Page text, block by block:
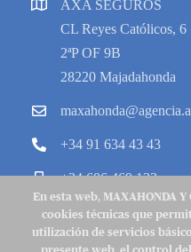
AXA SEGUROS
CL Reyes Católicos, 6
2ªP OF 9B
28220 Majadahonda
+34 91 634 43 43
+34 606 469 133
En esta web, MAXAHONDA
cookies técnicas que
utilización de servicios